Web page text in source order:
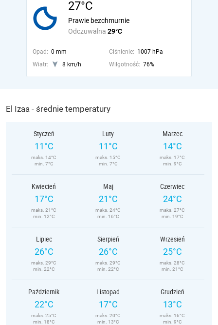
27°C
Odczuwalna 29°C
Prawie bezchmurnie
Opad: 0 mm Ciśnienie: 1007 hPa
Wiatr:
8 km/h Wilgotność: 76%
El Izaa - średnie temperatury
Styczeń
11°C
maks. 14°C
min. 7°C
Luty
11°C
maks. 15°C
min. 7°C
Marzec
14°C
maks. 17°C
min. 9°C
Kwiecień
17°C
maks. 21°C
min. 12°C
Maj
21°C
maks. 24°C
min. 16°C
Czerwiec
24°C
maks. 27°C
min. 19°C
Lipiec
26°C
maks. 29°C
min. 22°C
Sierpień
26°C
maks. 29°C
min. 22°C
Wrzesień
25°C
maks. 28°C
min. 21°C
Październik
22°C
maks. 25°C
min. 18°C
Listopad
17°C
maks. 20°C
min. 13°C
Grudzień
13°C
maks. 16°C
min. 9°C